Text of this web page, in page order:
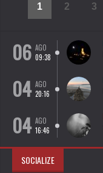
1 2 3
06 AGO
09:38
04 AGO
20:16
04 AGO
16:46
SOCIALIZE